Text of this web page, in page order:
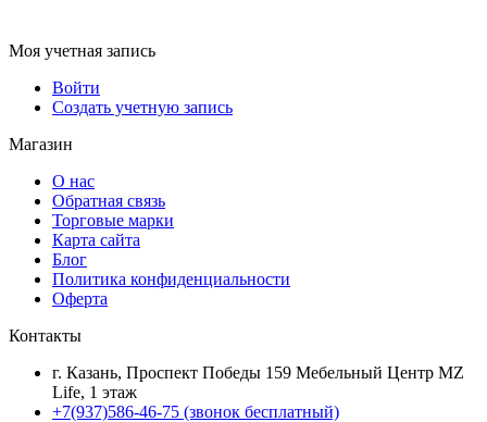
Моя учетная запись
Войти
Создать учетную запись
Магазин
О нас
Обратная связь
Торговые марки
Карта сайта
Блог
Политика конфиденциальности
Оферта
Контакты
г. Казань, Проспект Победы 159 Мебельный Центр MZ
Life, 1 этаж
+7(937)586-46-75 (звонок бесплатный)